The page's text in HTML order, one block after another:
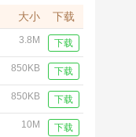
大小 下载
3.8M 下载
850KB 下载
850KB 下载
10M 下载